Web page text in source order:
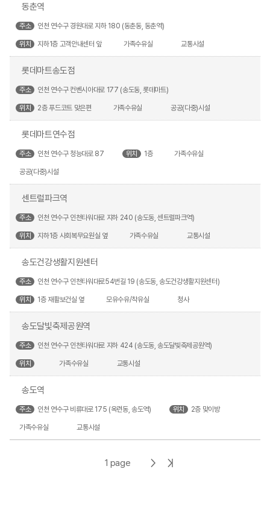
동춘역
주소 인천 연수구 경원대로 지하 180 (동춘동, 동춘역)
위치 지하1층 고객안내센터 앞 가족수유실 교통시설
롯데마트송도점
주소 인천 연수구 컨벤시아대로 177 (송도동, 롯데마트)
위치 2층 푸드코트 맞은편 가족수유실 공공(다중)시설
롯데마트연수점
주소 인천 연수구 청능대로 87 위치 1층 가족수유실
공공(다중)시설
센트럴파크역
주소 인천 연수구 인천타워대로 지하 240 (송도동, 센트럴파크역)
위치 지하1층 사회복무요원실 옆 가족수유실 교통시설
송도건강생활지원센터
주소 인천 연수구 인천타워대로54번길 19 (송도동, 송도건강생활지원센터)
위치 1층 재활보건실 옆 모유수유/착유실 청사
송도달빛축제공원역
주소 인천 연수구 인천타워대로 지하 424 (송도동, 송도달빛축제공원역)
위치 가족수유실 교통시설
송도역
주소 인천 연수구 비류대로 175 (옥련동, 송도역) 위치 2층 맞이방
가족수유실 교통시설
1 page 다 마